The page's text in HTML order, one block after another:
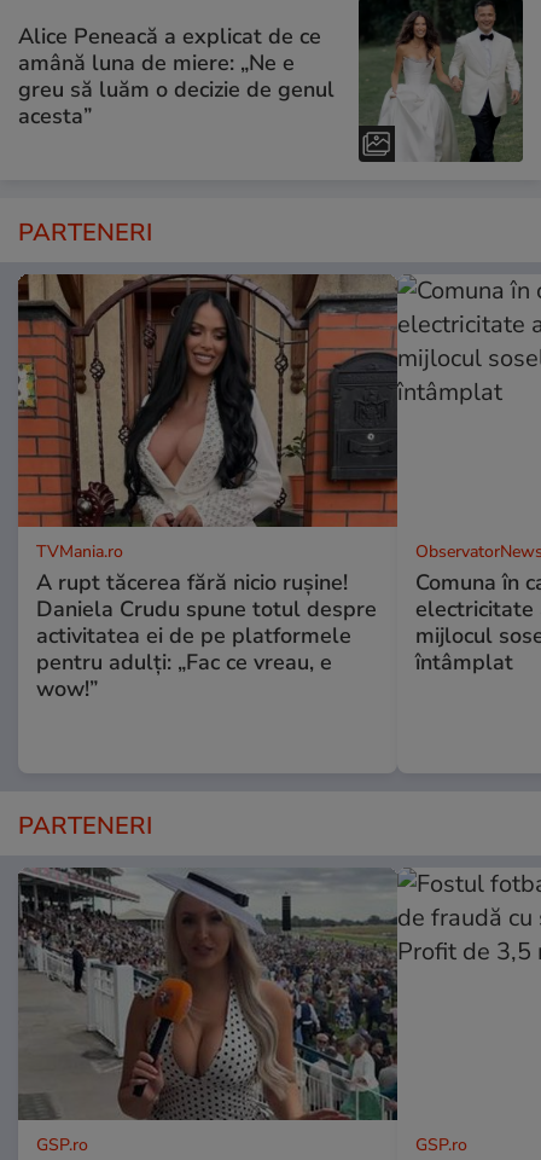
Alice Peneacă a explicat de ce
amână luna de miere: „Ne e
greu să luăm o decizie de genul
acesta”
PARTENERI
TVMania.ro
A rupt tăcerea fără nicio rușine!
Daniela Crudu spune totul despre
activitatea ei de pe platformele
pentru adulți: „Fac ce vreau, e
wow!”
Comuna în
electricitate
mijlocul
întâmplat
PARTENERI
GSP.ro GSP.ro